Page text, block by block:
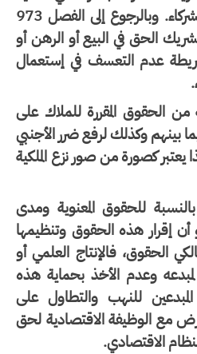
المشاعة إلا باتفاق جميع الشركاء. وبالرجوع إلى الفصل 973
في البيع أو الرهن أو
عدم التعسف في إستعمال
المقررة للملاك على
وكذلك لرفع ضرر الأجنبي
كصورة من صور نزع الملكية
للحقوق المعنوية ومدى
هذه الحقوق وتنظيمها
فالإنتاج العلمي أو
وعدم الأخذ بحماية هذه
للنهب والتطاول على
الوظيفة الاقتصادية لحق
الاقتصادي.